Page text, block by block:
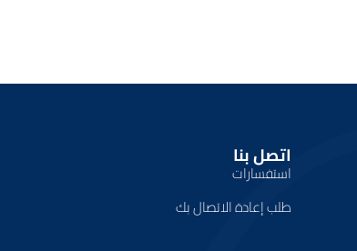
اتصل بنا
استفسارات
طلب إعادة الاتصال بك